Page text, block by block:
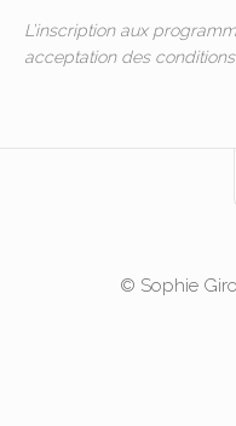
L’inscription aux
acceptation des
© Sophie